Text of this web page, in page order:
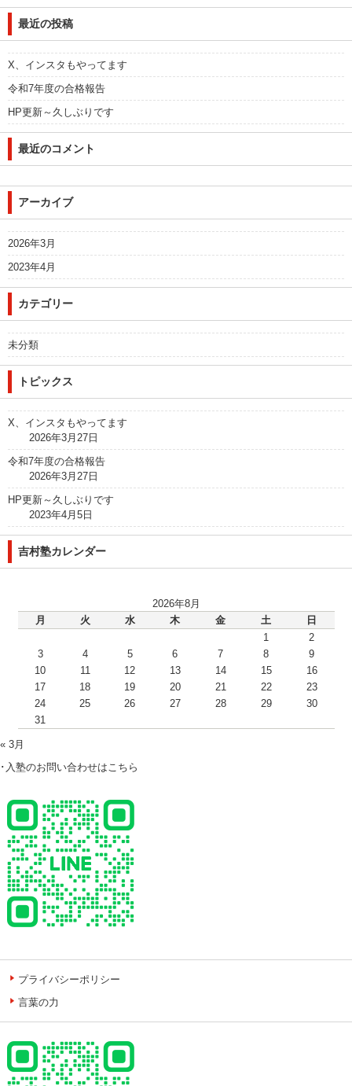
最近の投稿
X、インスタもやってます
令和7年度の合格報告
HP更新～久しぶりです
最近のコメント
アーカイブ
2026年3月
2023年4月
カテゴリー
未分類
トピックス
X、インスタもやってます
2026年3月27日
令和7年度の合格報告
2026年3月27日
HP更新～久しぶりです
2023年4月5日
吉村塾カレンダー
2026年8月
月
火 水 木 金 土
日
1
2
3
4 5 6 7 8
9
10
11 12 13 14 15
16
17
18 19 20 21 22
23
24
25 26 27 28 29
30
31
« 3月
･入塾のお問い合わせはこちら
プライバシーポリシー
言葉の力